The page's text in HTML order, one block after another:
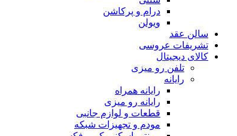
درام و پرکاشن
ویولن
سالن عقد
تشریفات عروسی
کالای دیجیتال
تلفن رو میزی
رایانه
رایانه همراه
رایانه رو میزی
قطعات و لوازم جانبی
مودم و تجهیزات شبکه